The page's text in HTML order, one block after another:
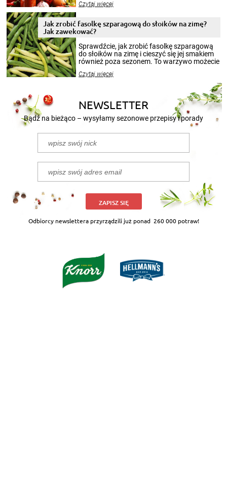
krajobrazów, by cieszyć nimi oko w sezonie
pełni poczuć atmosferę cieplejszych
miesięcy. Przygotowanie słoików ze
patenty, które pozwolą zachować świeżość
przetworów.
Czytaj więcej
Jak zrobić fasolkę szparagową do słoików na zimę?
Jak zawekować?
Sprawdźcie, jak zrobić fasolkę szparagową
do słoików na zimę i cieszyć się jej smakiem
również poza sezonem. To warzywo możecie
nasze propozycje!
Czytaj więcej
NEWSLETTER
Bądź na bieżąco – wysyłamy sezonowe przepisy i porady
ZAPISZ SIĘ
Odbiorcy newslettera przyrządzili już ponad 260 000 potraw!